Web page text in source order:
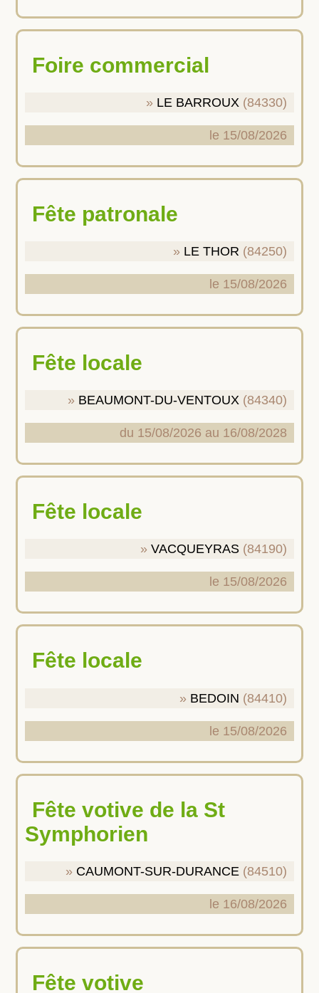
Foire commercial
LE BARROUX (84330)
le 15/08/2026
Fête patronale
LE THOR (84250)
le 15/08/2026
Fête locale
BEAUMONT-DU-VENTOUX (84340)
du 15/08/2026 au 16/08/2028
Fête locale
VACQUEYRAS (84190)
le 15/08/2026
Fête locale
BEDOIN (84410)
le 15/08/2026
Fête votive de la St
Symphorien
CAUMONT-SUR-DURANCE (84510)
le 16/08/2026
Fête votive